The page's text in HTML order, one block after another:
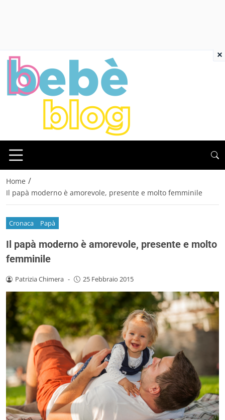
Home /
Il papà moderno è amorevole, presente e molto femminile
Cronaca Papà
Il papà moderno è amorevole, presente e molto
femminile
Patrizia Chimera - 25 Febbraio 2015
×